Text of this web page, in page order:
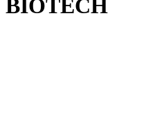
BIOTECH